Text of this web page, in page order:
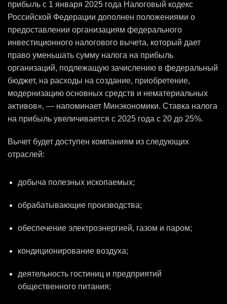
прибыль с 1 января 2025 года Налоговый кодекс
Российской Федерации дополнен положениями ‎о
предоставлении организациям федерального
инвестиционного налогового вычета, который дает
право уменьшать сумму налога на прибыль
организаций, подлежащую зачислению в федеральный
бюджет, на расходы на создание, приобретение,
модернизацию основных средств и нематериальных
активов», — напоминает Минэкономики. Ставка налога
на прибыль увеличивается с 2025 года с 20 до 25%.
Вычет будет доступен компаниям из следующих
отраслей:
добыча полезных ископаемых;
обрабатывающие производства;
обеспечение электроэнергией, газом и паром;
кондиционирование воздуха;
деятельность гостиниц и предприятий
общественного питания;